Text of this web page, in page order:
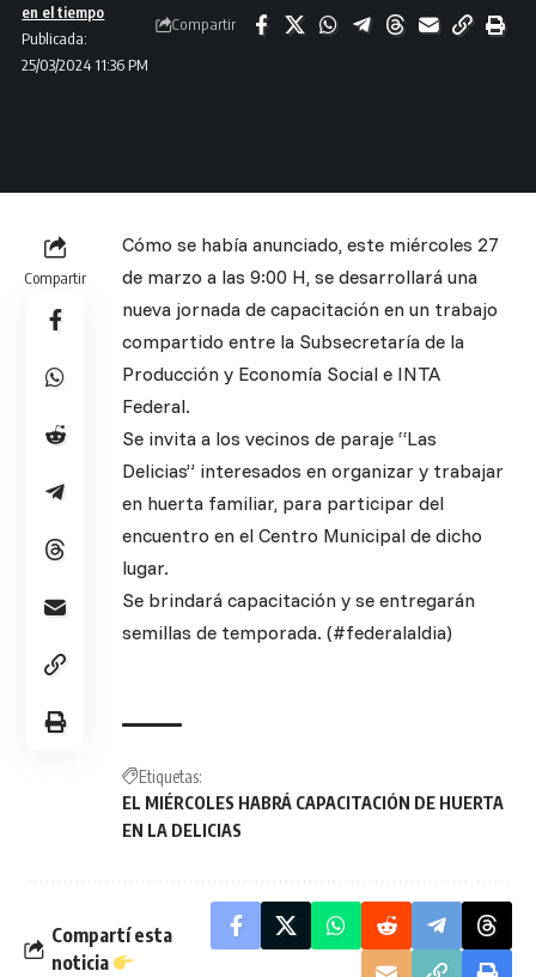
Publicada:
25/03/2024 11:36 PM
en el tiempo
Compartir
Compartir
Cómo se había anunciado, este miércoles 27
de marzo a las 9:00 H, se desarrollará una
nueva jornada de capacitación en un trabajo
compartido entre la Subsecretaría de la
Producción y Economía Social e INTA
Federal.
Se invita a los vecinos de paraje “Las
Delicias” interesados en organizar y trabajar
en huerta familiar, para participar del
encuentro en el Centro Municipal de dicho
lugar.
Se brindará capacitación y se entregarán
semillas de temporada. (#federalaldia)
Etiquetas:
EL MIÉRCOLES HABRÁ CAPACITACIÓN DE HUERTA
EN LA DELICIAS
Compartí esta
noticia